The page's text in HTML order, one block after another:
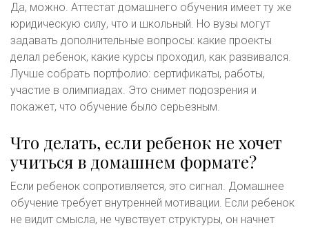
Да, можно. Аттестат домашнего обучения имеет ту же
юридическую силу, что и школьный. Но вузы могут
задавать дополнительные вопросы: какие проекты
делал ребенок, какие курсы проходил, как развивался.
Лучше собрать портфолио: сертификаты, работы,
участие в олимпиадах. Это снимет подозрения и
покажет, что обучение было серьезным.
Что делать, если ребенок не хочет
учиться в домашнем формате?
Если ребенок сопротивляется, это сигнал. Домашнее
обучение требует внутренней мотивации. Если ребенок
не видит смысла, не чувствует структуры, он начнет